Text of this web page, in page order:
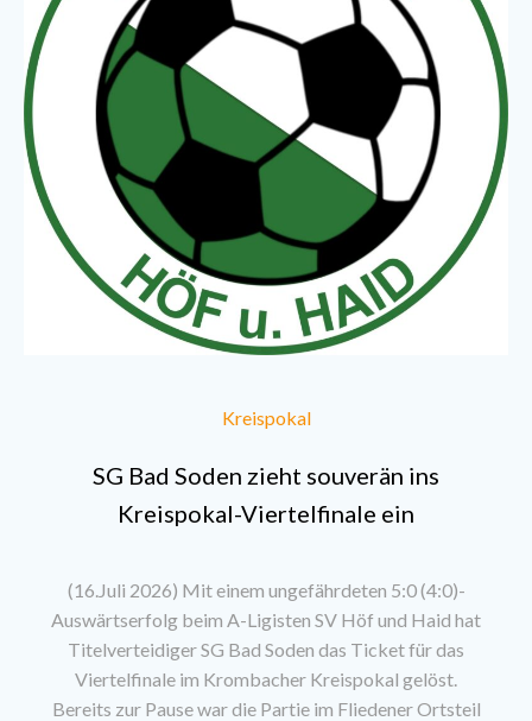
Kreispokal
SG Bad Soden zieht souverän ins
Kreispokal-Viertelfinale ein
(16.Juli 2026) Mit einem ungefährdeten 5:0 (4:0)-
Auswärtserfolg beim A-Ligisten SV Höf und Haid hat
Titelverteidiger SG Bad Soden das Ticket für das
Viertelfinale im Krombacher Kreispokal gelöst.
Bereits zur Pause war die Partie im Fliedener Ortsteil